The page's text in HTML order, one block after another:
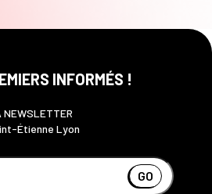
INFORMÉS !
NEWSLETTER
Étienne Lyon
GO